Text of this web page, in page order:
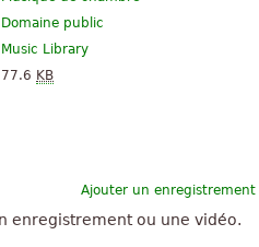
Domaine public
Music Library
77.6 KB
Ajouter un enregistrement
enregistrement ou une vidéo.